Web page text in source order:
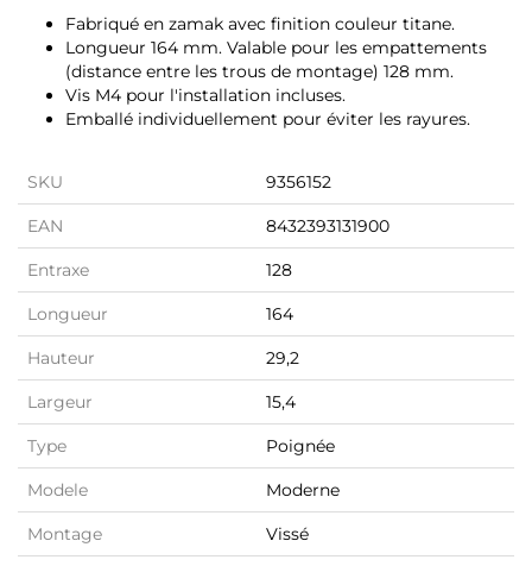
Fabriqué en zamak avec finition couleur titane.
Longueur 164 mm. Valable pour les empattements
(distance entre les trous de montage) 128 mm.
Vis M4 pour l'installation incluses.
Emballé individuellement pour éviter les rayures.
SKU 9356152
EAN 8432393131900
Entraxe 128
Longueur 164
Hauteur 29,2
Largeur 15,4
Type Poignée
Modele Moderne
Montage Vissé